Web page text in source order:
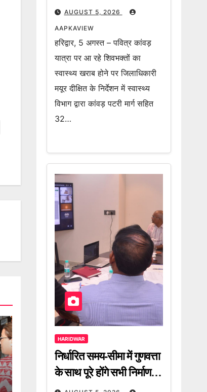
निशुल्क उपचार
AUGUST 5, 2026
AAPKAVIEW
हरिद्वार, 5 अगस्त – पवित्र कांवड़
यात्रा पर आ रहे शिवभक्तों का
स्वास्थ्य खराब होने पर जिलाधिकारी
मयूर दीक्षित के निर्देशन में स्वास्थ्य
विभाग द्वारा कांवड़ पटरी मार्ग सहित
32…
HARIDWAR
निर्धारित समय-सीमा में गुणवत्ता
के साथ पूरे होंगे सभी निर्माण
कार्य – मेलाधिकारी